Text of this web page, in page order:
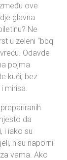
ove
glavna
Ne
u zeleni “bbq
Odavde
pojma
kući, bez
mirisa.
da
i iako su
nisu naporni
vama. Ako